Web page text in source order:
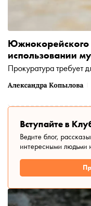
Александра Копылова
Южнокорейского
использовании
Прокуратура требует
Вступайте в
Ведите блог,
интересными людьми